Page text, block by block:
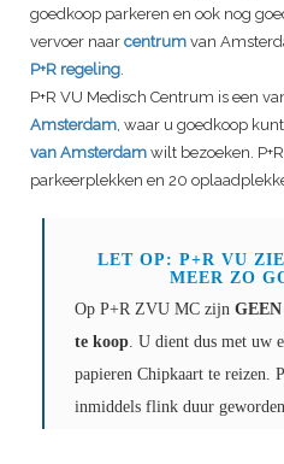
goedkoop parkeren en ook nog
vervoer naar centrum van
P+R regeling.
P+R VU Medisch Centrum is een
Amsterdam, waar u goedkoop
van Amsterdam wilt bezoeken.
parkeerplekken en 20
LET OP: P+R VU
MEER ZO
Op P+R ZVU MC zijn
te koop. U dient dus met uw
papieren Chipkaart te reizen.
inmiddels flink duur